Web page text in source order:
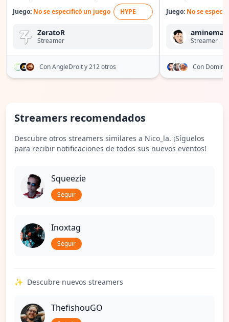
Juego: No se especificó un juego HYPE
ZeratoR
Streamer
Con AngleDroity 212 otros
Juego: No se
Streamer
Con
Streamers recomendados
Descubre otros streamers similares a Nico_la. ¡Síguelos
para recibir notificaciones de todos sus nuevos eventos!
Squeezie
Seguir
Inoxtag
Seguir
✨ Descubre nuevos streamers
ThefishouGO